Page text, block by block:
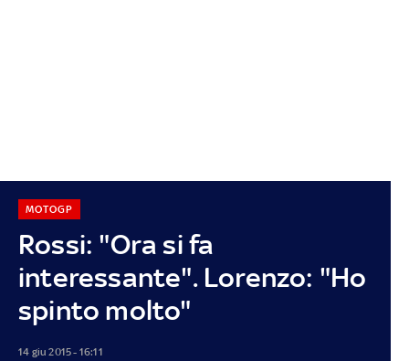
Rossi: "Ora si fa
interessante". Lorenzo: "Ho
spinto molto"
MOTOGP
14 giu 2015 - 16:11